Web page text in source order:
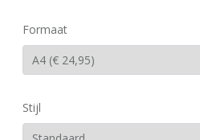
Formaat
Stijl